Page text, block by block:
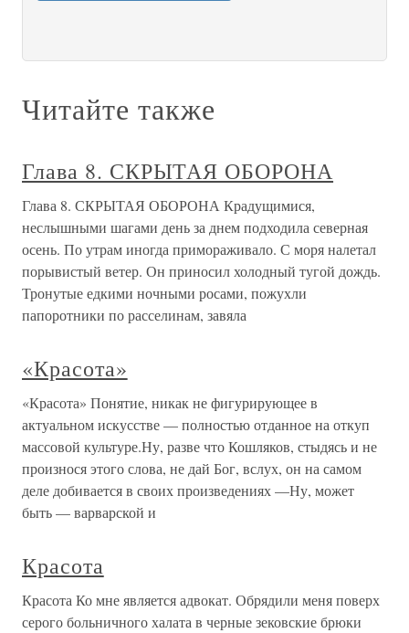
Читайте также
Глава 8. СКРЫТАЯ ОБОРОНА
Глава 8. СКРЫТАЯ ОБОРОНА Крадущимися,
неслышными шагами день за днем подходила северная
осень. По утрам иногда примораживало. С моря налетал
порывистый ветер. Он приносил холодный тугой дождь.
Тронутые едкими ночными росами, пожухли
папоротники по расселинам, завяла
«Красота»
«Красота» Понятие, никак не фигурирующее в
актуальном искусстве — полностью отданное на откуп
массовой культуре.Ну, разве что Кошляков, стыдясь и не
произнося этого слова, не дай Бог, вслух, он на самом
деле добивается в своих произведениях —Ну, может
быть — варварской и
Красота
Красота Ко мне является адвокат. Обрядили меня поверх
серого больничного халата в черные зековские брюки